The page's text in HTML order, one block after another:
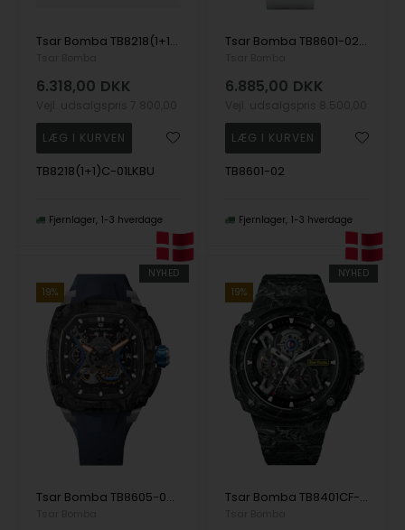
Tsar Bomba TB8218(1+1)C-01LKBU herre klokker Atomic Ceramic Edition Interchangeable Automatic Watch 45mm 10ATM
6.318,00 DKK
TB8218(1+1)C-01LKBU
Fjernlager 1-3 hverdage
Tsar Bomba TB8601-02 herre klokker Dark Matter 1 Interchangeable Automatic Watch 43mm 5ATM
6.885,00 DKK
TB8601-02
Fjernlager 1-3 hverdage
NYHED
19%
Tsar Bomba TB8605-02 herre klokker Dark Matter 5 Automatic 43mm 5ATM
NYHED
19%
Tsar Bomba TB8401CF-03 herre klokker Electron Full Carbon Fiber Edition Automatic 43mm 10ATM